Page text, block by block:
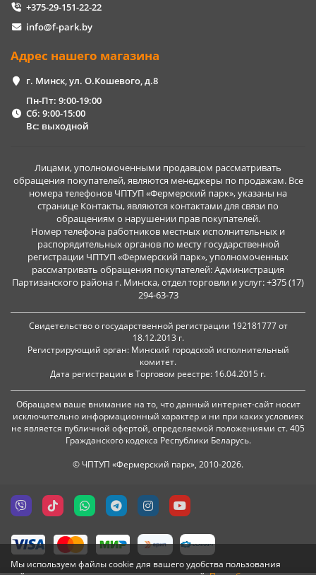
Мы используем файлы cookie для вашего удобства пользования
+375-29-151-22-22
info@f-park.by
Адрес нашего магазина
г. Минск, ул. О.Кошевого, д.8
Пн-Пт: 9:00-19:00
Сб: 9:00-15:00
Вс: выходной
Лицами, уполномоченными продавцом рассматривать
обращения покупателей, являются менеджеры по продажам. Все
номера телефонов ЧПТУП «Фермерский парк», указаны на
странице Контакты, являются контактами для связи по
обращениям о нарушении прав покупателей.
Номер телефона работников местных исполнительных и
распорядительных органов по месту государственной
регистрации ЧПТУП «Фермерский парк», уполномоченных
рассматривать обращения покупателей: Администрация
Партизанского района г. Минска, отдел торговли и услуг: +375 (17)
294-63-73
Свидетельство о государственной регистрации 192181777 от
18.12.2013 г.
Регистрирующий орган: Минский городской исполнительный
комитет.
Дата регистрации в Торговом реестре: 16.04.2015 г.
Обращаем ваше внимание на то, что данный интернет-сайт носит
исключительно информационный характер и ни при каких условиях
не является публичной офертой, определяемой положениями ст. 405
Гражданского кодекса Республики Беларусь.
© ЧПТУП «Фермерский парк», 2010-2026.